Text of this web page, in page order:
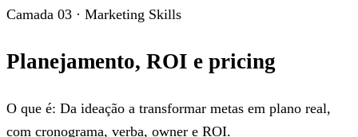
Camada 03 · Marketing Skills
Planejamento, ROI e pricing
O que é: Da ideação a transformar metas em plano real,
com cronograma, verba, owner e ROI.